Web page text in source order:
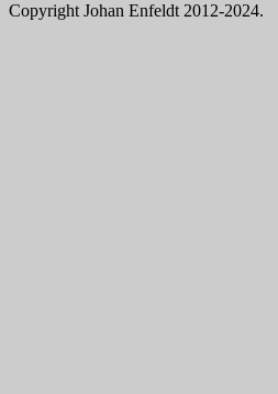
Copyright Johan Enfeldt 2012-2024.